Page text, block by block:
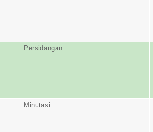
Persidangan
Minutasi